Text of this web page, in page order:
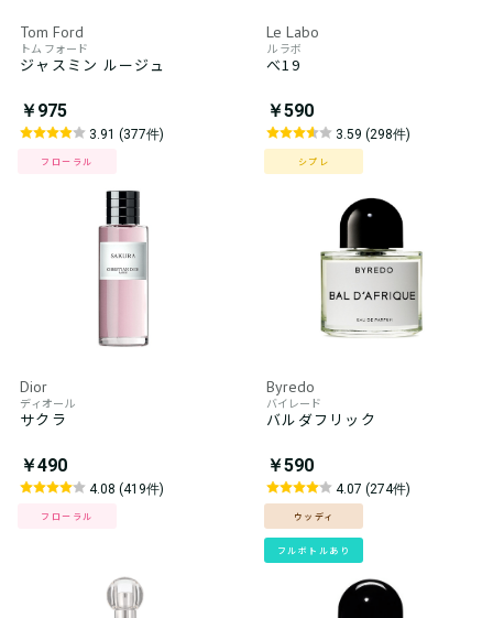
Tom Ford
トム フォード
ジャスミン ルージュ
￥975
3.91 (377件)
フローラル
Le Labo
ル ラボ
べ19
￥590
3.59 (298件)
シプレ
Dior
ディオール
サクラ
￥490
4.08 (419件)
フローラル
Byredo
バイレード
バルダフリック
￥590
4.07 (274件)
ウッディ
フルボトルあり